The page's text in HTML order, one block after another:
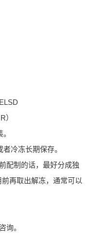
）
冷冻长期保存。
配制的话，最好分成独
再取出解冻，通常可以
询。